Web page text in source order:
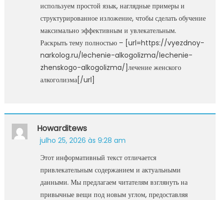
используем простой язык, наглядные примеры и
структурированное изложение, чтобы сделать обучение
максимально эффективным и увлекательным.
Раскрыть тему полностью – [url=https://vyezdnoy-
narkolog.ru/lechenie-alkogolizma/lechenie-
zhenskogo-alkogolizma/]лечение женского
алкоголизма[/url]
Howarditews
julho 25, 2026 às 9:28 am
Этот информативный текст отличается
привлекательным содержанием и актуальными
данными. Мы предлагаем читателям взглянуть на
привычные вещи под новым углом, предоставляя